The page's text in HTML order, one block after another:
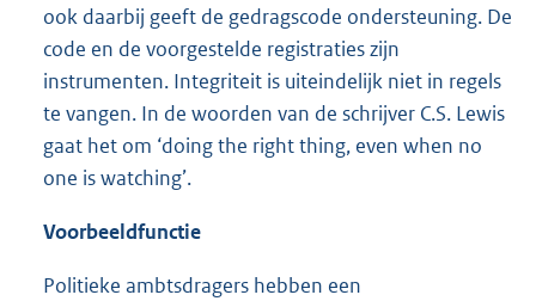
ook daarbij geeft de gedragscode ondersteuning. De
code en de voorgestelde registraties zijn
instrumenten. Integriteit is uiteindelijk niet in regels
te vangen. In de woorden van de schrijver C.S. Lewis
gaat het om ‘doing the right thing, even when no
one is watching’.
Voorbeeldfunctie
Politieke ambtsdragers hebben een